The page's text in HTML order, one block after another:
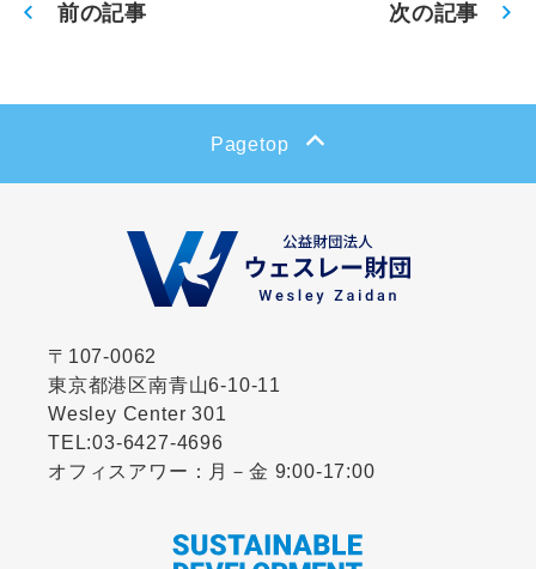
前の記事 次の記事
Pagetop
〒107-0062
東京都港区南青山6-10-11
Wesley Center 301
TEL:03-6427-4696
オフィスアワー：月－金 9:00-17:00